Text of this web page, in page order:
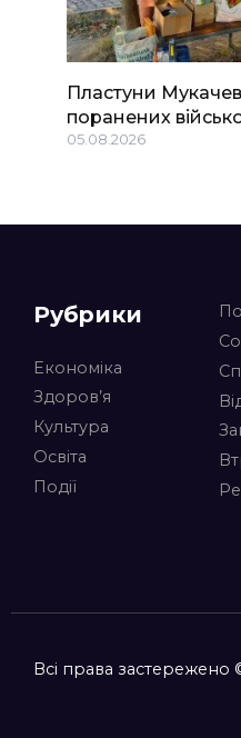
Пластуни
поранених
05.08.2026
Рубрики
Економіка
Здоров’я
Культура
Освіта
Події
Всі права застережено